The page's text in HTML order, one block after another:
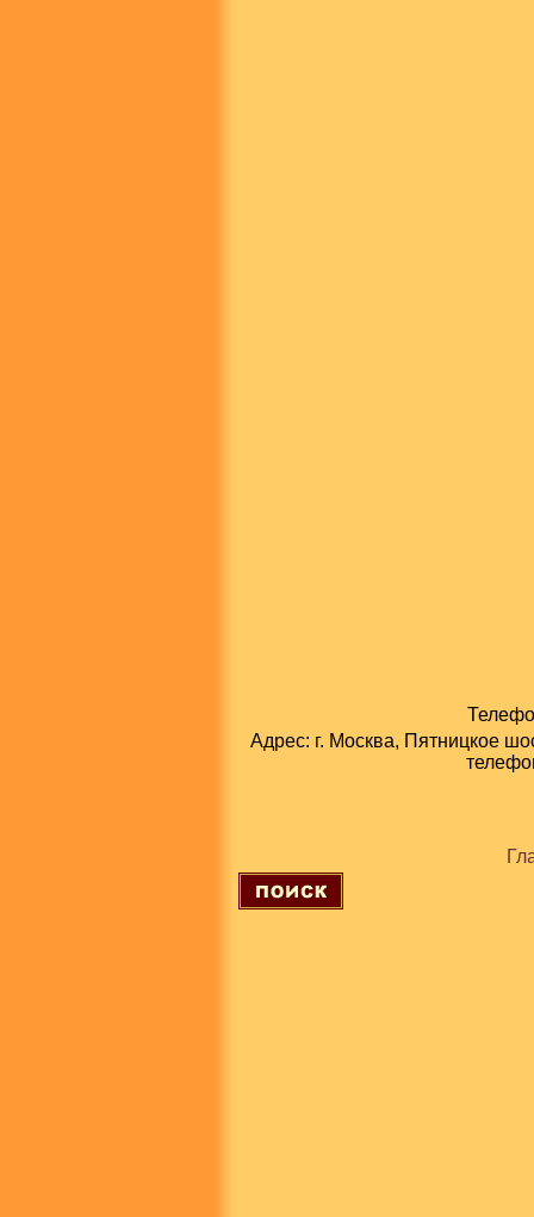
Адрес: г. Москва, Пятницкое